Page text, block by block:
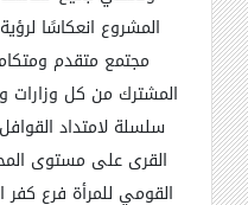
المشروع انعكاسًا
مجتمع متقدم
المشترك من كل وزارات
سلسلة لامتداد
القرى على مستوى
القومي للمرأة فرع